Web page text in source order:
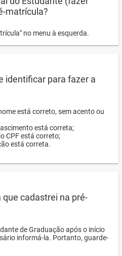
matrícula?
no menu à esquerda.
identificar para fazer a
está correto, sem acento ou
está correta;
CPF está correto;
está correta.
que cadastrei na pré-
de Graduação após o início
informá-la. Portanto, guarde-